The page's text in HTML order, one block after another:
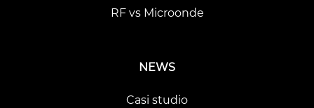
RF vs Microonde
NEWS
Casi studio